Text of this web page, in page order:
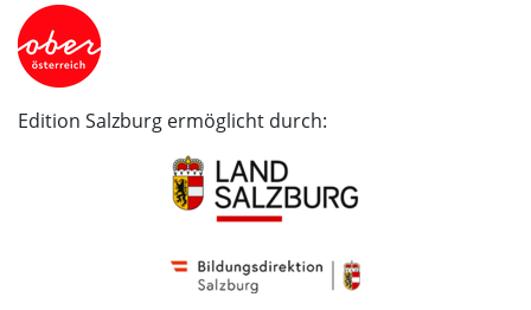
Edition Salzburg ermöglicht durch: